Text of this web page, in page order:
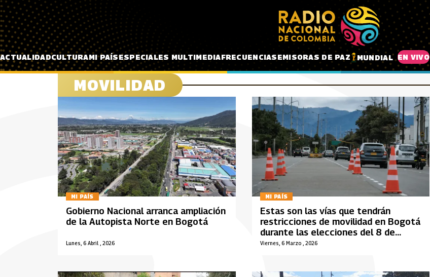
Pasar al contenido principal
ACTUALIDADCULTURAMI PAÍSESPECIALES MULTIMEDIAFRECUENCIASEMISORAS DE PAZ MUNDIAL EN VIVO
MOVILIDAD
MI PAÍS
Lunes, 6 Abril , 2026
Gobierno Nacional arranca ampliación
de la Autopista Norte en Bogotá
MI PAÍS
Viernes, 6 Marzo , 2026
Estas son las vías que tendrán
restricciones de movilidad en Bogotá
durante las elecciones del 8 de
marzo